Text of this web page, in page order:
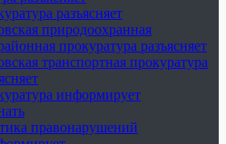
разъясняет
природоохранная
прокуратура разъясняет
транспортная прокуратура
информирует
правонарушений